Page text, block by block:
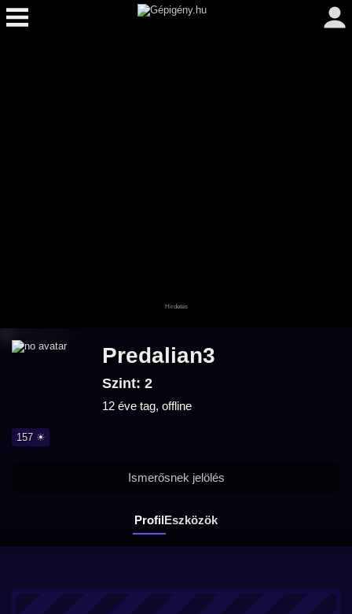
Predalian3
Szint: 2
12 éve tag, offline
157 ☀
ProfilEszközök
Ismerősnek jelölés